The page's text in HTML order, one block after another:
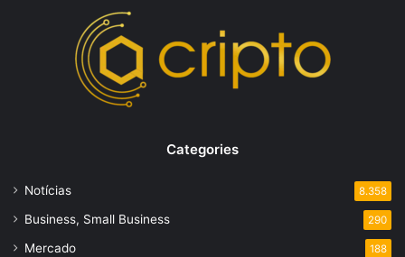
Categories
Notícias 8.358
Business, Small Business 290
Mercado 188